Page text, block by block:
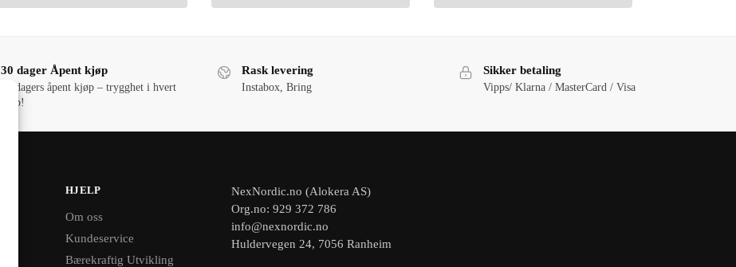
30 dager Åpent kjøp
30 dagers åpent kjøp – trygghet i hvert
kjøp!
Rask levering
Instabox, Bring
Sikker betaling
Vipps/ Klarna / MasterCard / Visa
HJELP
Om oss
Kundeservice
Bærekraftig Utvikling
NexNordic.no (Alokera AS)
Org.no: 929 372 786
info@nexnordic.no
Huldervegen 24, 7056 Ranheim